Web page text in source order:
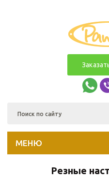
МЕНЮ
Резные